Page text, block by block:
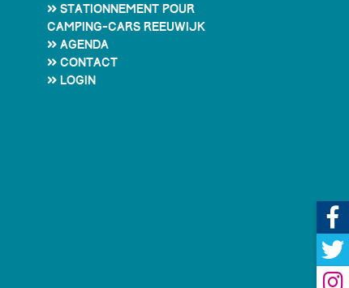
Stationnement pour
camping-cars Reeuwijk
Agenda
Contact
Login